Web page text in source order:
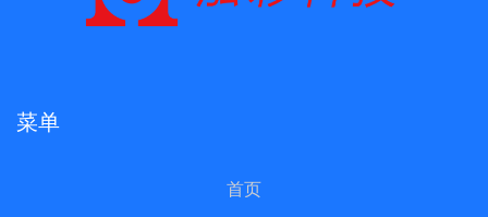
菜单
首页